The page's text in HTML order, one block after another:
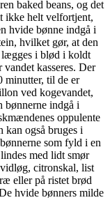
baked beans, og det
ikke helt velfortjent,
hvide bønne indgå i
hvilket gør, at den
lægges i blød i koldt
kasseres. Der
minutter, til de er
ved kogevandet,
bønnerne indgå i
oppulente
kan også bruges i
som fyld i en
med lidt smør
citronskal, list
eller på ristet brød
hvide bønners milde